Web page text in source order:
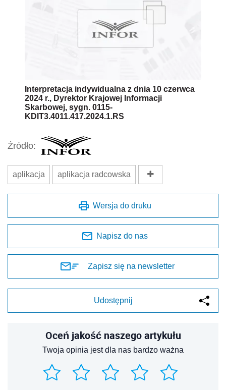
Interpretacja indywidualna z dnia 10 czerwca
2024 r., Dyrektor Krajowej Informacji
Skarbowej, sygn. 0115-
KDIT3.4011.417.2024.1.RS
Źródło:
aplikacja aplikacja radcowska
Wersja do druku
Napisz do nas
Zapisz się na newsletter
Udostępnij
Oceń jakość naszego artykułu
Twoja opinia jest dla nas bardzo ważna